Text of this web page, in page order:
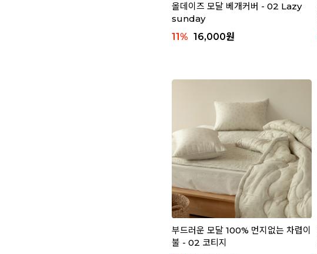
올데이즈 모달 베개커버 - 02 Lazy
sunday
11 % 16,000원
부드러운 모달 100% 먼지없는 차렵이
불 - 02 코티지